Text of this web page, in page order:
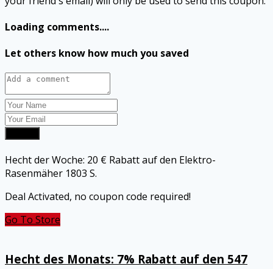
Loading comments....
Let others know how much you saved
Hecht der Woche: 20 € Rabatt auf den Elektro-
Rasenmäher 1803 S.
Deal Activated, no coupon code required!
Go To Store
Hecht des Monats: 7% Rabatt auf den 547